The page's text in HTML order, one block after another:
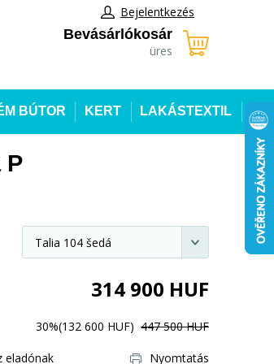
Bejelentkezés
Bevásárlókosár
üres
BÚTOR KERT LAKÁSTEXTIL
P
314 900 HUF
30%(132 600 HUF) 447 500 HUF
eladónak Nyomtatás